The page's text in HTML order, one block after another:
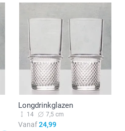
Longdrinkglazen
14 7,5 cm
Vanaf24,99